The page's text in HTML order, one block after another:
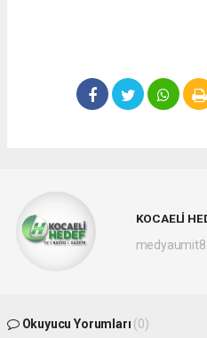
KOCAELİ
Okuyucu Yorumları (0)